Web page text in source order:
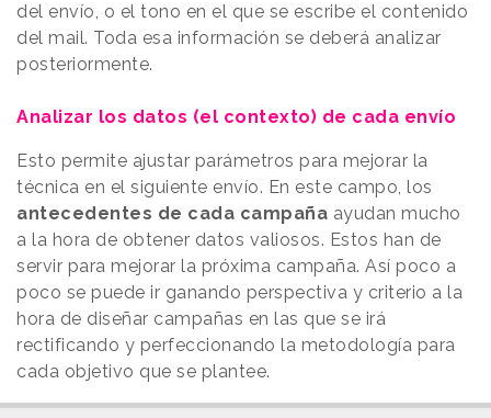
del envío, o el tono en el que se escribe el contenido
del mail. Toda esa información se deberá analizar
posteriormente.
Analizar los datos (el contexto) de cada envío
Esto permite ajustar parámetros para mejorar la
técnica en el siguiente envío. En este campo, los
antecedentes de cada campaña ayudan mucho
a la hora de obtener datos valiosos. Estos han de
servir para mejorar la próxima campaña. Así poco a
poco se puede ir ganando perspectiva y criterio a la
hora de diseñar campañas en las que se irá
rectificando y perfeccionando la metodología para
cada objetivo que se plantee.